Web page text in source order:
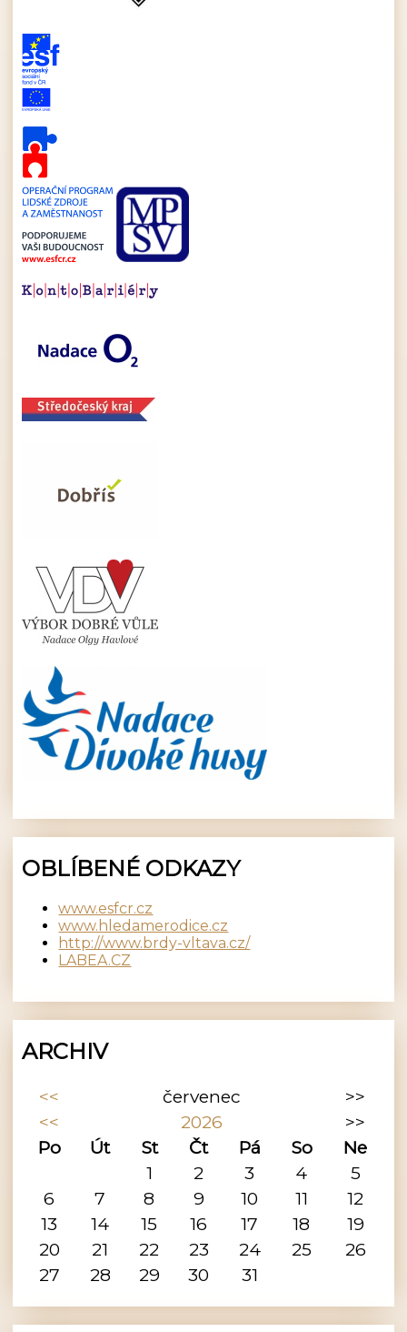
OBLÍBENÉ ODKAZY
www.esfcr.cz
www.hledamerodice.cz
http://www.brdy-vltava.cz/
LABEA.CZ
ARCHIV
<< červenec
>>
<<
2026
>>
Po
Út St Čt Pá So
Ne
1
2 3 4
5
6
7 8 9 10 11
12
13
14 15 16 17 18
19
20
21 22 23 24 25
26
27
28 29 30 31